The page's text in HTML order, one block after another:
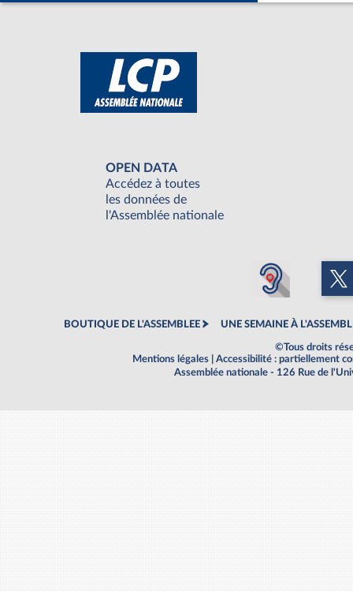
OPEN DATA
Accédez à toutes
les données de
l'Assemblée nationale
BOUTIQUE DE L'ASSEMBLEE UNE SEMAINE À
©Tous droits
Mentions légales
Accessibilité : partiellement
Assemblée nationale - 126 Rue de